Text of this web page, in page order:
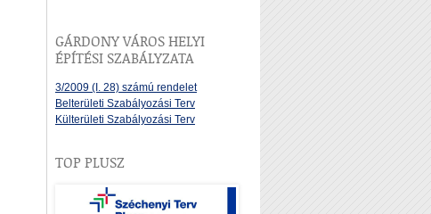
GÁRDONY VÁROS HELYI
ÉPÍTÉSI SZABÁLYZATA
3/2009 (I. 28) számú rendelet
Belterületi Szabályozási Terv
Külterületi Szabályozási Terv
TOP PLUSZ